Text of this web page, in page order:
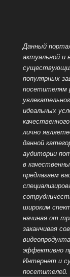
Данный
актуальной и
популярных
посетителям
идеальных
лично
данной
аудитории
в
предлагаем
широким
начиная от
заканчивая
эффективно
Интернет и
посетителей.